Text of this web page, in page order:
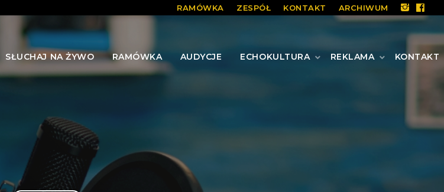
RAMÓWKA ZESPÓŁ KONTAKT ARCHIWUM
SŁUCHAJ NA ŻYWO RAMÓWKA AUDYCJE ECHOKULTURA REKLAMA KONTAKT